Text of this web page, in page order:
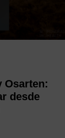
Osarten:
desde